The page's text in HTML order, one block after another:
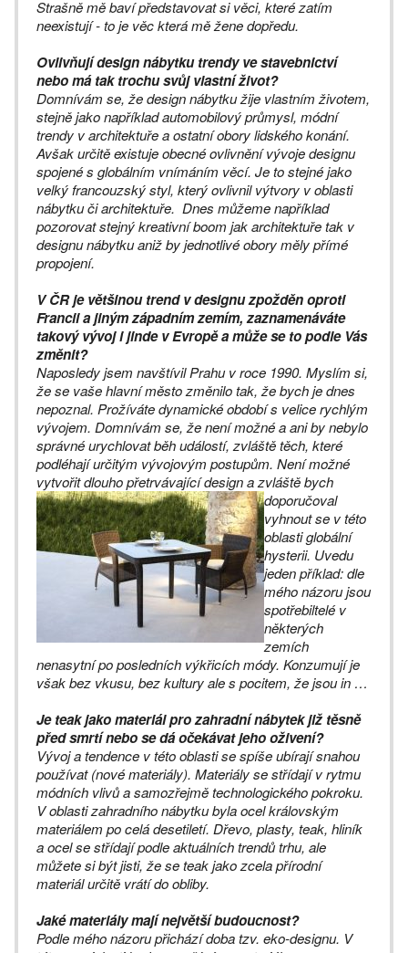
Strašně mě baví představovat si věci, které zatím
neexistují - to je věc která mě žene dopředu.
Ovlivňují design nábytku trendy ve stavebnictví
nebo má tak trochu svůj vlastní život?
Domnívám se, že design nábytku žije vlastním životem,
stejně jako například automobilový průmysl, módní
trendy v architektuře a ostatní obory lidského konání.
Avšak určitě existuje obecné ovlivnění vývoje designu
spojené s globálním vnímáním věcí. Je to stejné jako
velký francouzský styl, který ovlivnil výtvory v oblasti
nábytku či architektuře. Dnes můžeme například
pozorovat stejný kreativní boom jak architektuře tak v
designu nábytku aniž by jednotlivé obory měly přímé
propojení.
V ČR je většinou trend v designu zpožděn oproti
Francii a jiným západním zemím, zaznamenáváte
takový vývoj i jinde v Evropě a může se to podle Vás
změnit?
Naposledy jsem navštívil Prahu v roce 1990. Myslím si,
že se vaše hlavní město změnilo tak, že bych je dnes
nepoznal. Prožíváte dynamické období s velice rychlým
vývojem. Domnívám se, ženení možné a ani by nebylo
správné urychlovat běh událostí, zvláště těch, které
podléhají určitým vývojovým postupům. Není možné
vytvořit dlouhopřetrvávající design a zvláště bych
doporučoval
vyhnout se v této
oblasti globální
hysterii. Uvedu
jeden příklad: dle
mého názoru jsou
spotřebiltelé v
některých
zemích
nenasytní po posledních výkřicíchmódy. Konzumují je
však bez vkusu, bez kultury ale s pocitem, že jsou in …
Je teak jako materiál pro zahradní nábytek již těsně
před smrtí nebo se dá očekávat jeho oživení?
Vývoj a tendence v této oblasti se spíše ubírají snahou
používat (nové materiály). Materiály se střídají v rytmu
módních vlivů a samozřejmě technologického pokroku.
V oblasti zahradního nábytku byla ocel královským
materiálem po celá desetiletí. Dřevo, plasty, teak, hliník
a ocel se střídají podle aktuálních trendů trhu, ale
můžete si být jisti, že se teak jako zcela přírodní
materiál určitě vrátí do obliby.
Jaké materiály mají největší budoucnost?
Podle mého názoru přichází doba tzv. eko-designu. V